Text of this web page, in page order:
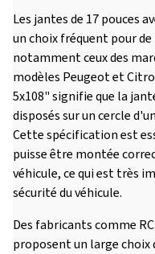
Les jantes de 17 pouces
un choix fréquent pour
notamment ceux des
modèles Peugeot et
5x108" signifie que la
disposés sur un cercle
Cette spécification est
puisse être montée
véhicule, ce qui est très
sécurité du véhicule.
Des fabricants comme
proposent un large choix